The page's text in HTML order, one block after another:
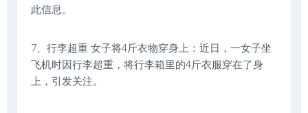
此信息。
7、行李超重 女子将4斤衣物穿身上：近日，一女子坐
飞机时因行李超重，将行李箱里的4斤衣服穿在了身
上，引发关注。